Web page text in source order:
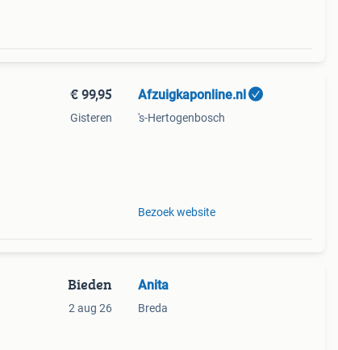
€ 99,95
Gisteren
Afzuigkaponline.nl
's-Hertogenbosch
Bezoek website
Bieden
2 aug 26
Anita
Breda